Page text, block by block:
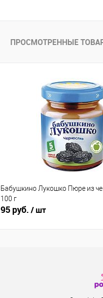
ПРОСМОТРЕННЫЕ
Бабушкино Лукошко Пюре из
100 г
95 руб. / шт